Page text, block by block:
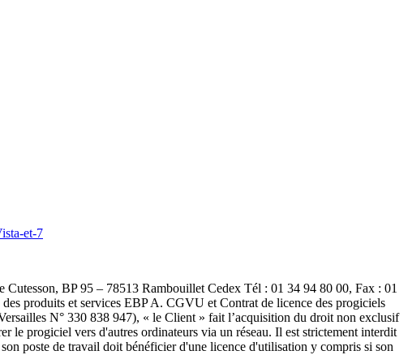
et-7
de services correspondant est souscrit auprès d'EBP en sus d'éventuels autres abonnement auprès de tiers. 5 Article 7. Limitations de responsabilité Sauf disposition contraire d’ordre public, EBP ou ses fournisseurs ne seront en aucun cas responsables à raison de préjudices directs ou indirects (y compris les manques à gagner, interruptions d’activité, pertes d’informations ou autres pertes de nature pécuniaire) résultant d’un retard ou d’un manquement commis par EBP dans la fourniture ou l’absence de fourniture des services de support, alors même qu' EBP ou ses fournisseurs auraient été informés de l'éventualité de tels préjudices. EBP ne peut être rendu responsable d’un fonctionnement non conforme, d’un dysfonctionnement, d’une inaptitude particulière ou d’une absence de fonctionnalité dans l'un de ses progiciels. En outre, le CLIENT reconnaît que EBP et ses fournisseurs ne seront responsables à raison d’aucun manque à gagner subi par un tiers et d'aucune réclamation ou action en justice dirigée ou intentée contre le CLIENT par un tiers. En toute hypothèse, la responsabilité d' EBP ou de ses fournisseurs, quelle qu'en soit la cause ou le fondement, ne saurait excéder, au total, les sommes payées par le CLIENT à EBP (ou à son distributeur) pour la fourniture du progiciel ou du service au titre du contrat d’assistance. L’utilisateur reconnaît avoir évalué le logiciel de façon approfondie par une démonstration ou un test réel pour vérifier qu’il est en adéquation avec ses besoins. Article 8. Dispositions finales Ces conditions générales de vente interviennent pour toutes commandes du Client faites verbalement ou bien passées par téléphone, fax, courrier, email, formulaire électronique à l'attention du service clients d’EBP ou d’un distributeur EBP. La validation d’un formulaire en ligne vaut acceptation par le client des présentes CGV dès lors que ce dernier a coché la case prévue à cet effet sur le formulaire. Les CGV font partie intégrale du contrat de licence et sont opposables au Client ou ses préposés. Conformément à la Loi « Informatique et libertés » du 6 janvier 1978, le Client dispose d'un droit d'accès et de rectification aux données le concernant. Pour tout litige, il sera fait attribution de juridiction devant les tribunaux du ressort de Versailles, même en cas de pluralité de défendeurs ou d’appel en garantie. B. Contrat de services EBP ENTRE : La société EBP Informatique SA, au Capital d’un million d’euros ayant son siège Rue de Cutesson 78513 Rambouillet Cedex et immatriculée au RCS de Versailles sous le N° B330 838 947, d'une part ET le souscripteur du présent « contrat de services EBP » ci après dénommé le « Client », d'autre part, Il a été convenu et arrêté ce qui suit : Article 1. Objet du contrat Par le présent contrat, EBP s'engage à assister son client lors de l'utilisation normale des logiciels édités par EBP implantés au siège de l’entreprise du Client et/ou sur les sites géographiques déclarés par le client. La nature des prestations offertes, les heures d’ouverture du service support clients, les conditions tarifaires et les niveaux de prestation figurent dans les documents annexes sur le site http://www.ebp.com/services/accueil.html ainsi que sur les 6 devis et factures émises constituant les Conditions Particulières. Ces conditions sont valables pour toute la durée de la période contractuelle. Les modifications tarifaires éventuelles sont portées à la connaissance des clients d’abord sur le site internet www.ebp.com avec un préavis minimum de trois m